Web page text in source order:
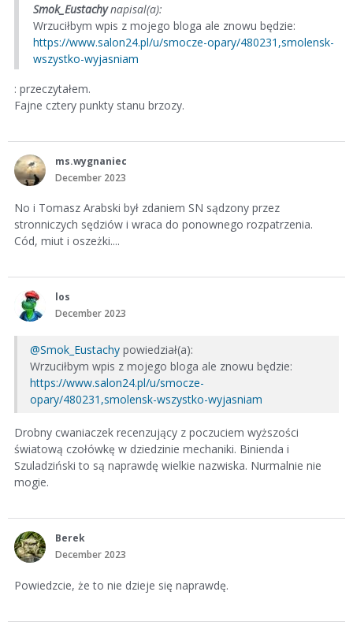
Smok_Eustachynapisal(a):
Wrzuciłbym wpis z mojego bloga ale znowu będzie:
https://www.salon24.pl/u/smocze-opary/480231,smolensk-
wszystko-wyjasniam
: przeczytałem.
Fajne cztery punkty stanu brzozy.
ms.wygnaniec
December 2023
No i Tomasz Arabski był zdaniem SN sądzony przez
stronniczych sędziów i wraca do ponownego rozpatrzenia.
Cód, miut i oszeżki....
los
December 2023
@Smok_Eustachy powiedział(a):
Wrzuciłbym wpis z mojego bloga ale znowu będzie:
https://www.salon24.pl/u/smocze-
opary/480231,smolensk-wszystko-wyjasniam
Drobny cwaniaczek recenzujący z poczuciem wyższości
światową czołówkę w dziedzinie mechaniki. Binienda i
Szuladziński to są naprawdę wielkie nazwiska. Nurmalnie nie
mogie.
Berek
December 2023
Powiedzcie, że to nie dzieje się naprawdę.